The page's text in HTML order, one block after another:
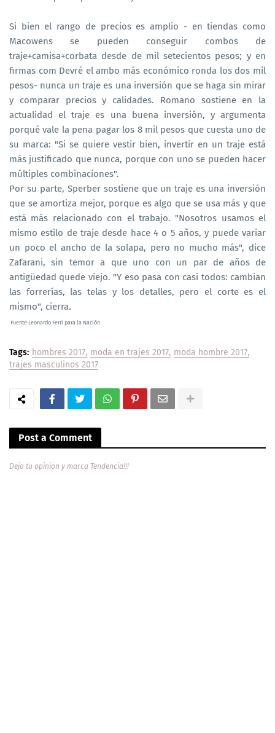
Si bien el rango de precios es amplio - en tiendas como
Macowens se pueden conseguir combos de
traje+camisa+corbata desde de mil setecientos pesos; y en
firmas com Devré el ambo más económico ronda los dos mil
pesos- nunca un traje es una inversión que se haga sin mirar
y comparar precios y calidades. Romano sostiene en la
actualidad el traje es una buena inversión, y argumenta
porqué vale la pena pagar los 8 mil pesos que cuesta uno de
su marca: "Si se quiere vestir bien, invertir en un traje está
más justificado que nunca, porque con uno se pueden hacer
múltiples combinaciones".
Por su parte, Sperber sostiene que un traje es una inversión
que se amortiza mejor, porque es algo que se usa más y que
está más relacionado con el trabajo. "Nosotros usamos el
mismo estilo de traje desde hace 4 o 5 años, y puede variar
un poco el ancho de la solapa, pero no mucho más", dice
Zafarani, sin temor a que uno con un par de años de
antigüedad quede viejo. "Y eso pasa con casi todos: cambian
las forrerías, las telas y los detalles, pero el corte es el
mismo", cierra.
Fuente:Leonardo Ferri para la Nación
Tags: hombres 2017 moda en trajes 2017 moda hombre 2017
trajes masculinos 2017
Post a Comment
Deja tu opinion y marca Tendencia!!!